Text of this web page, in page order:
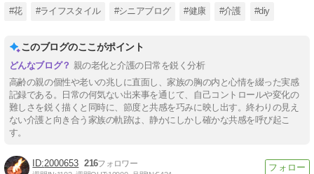
#花 #ライフスタイル #シニアブログ #健康 #介護 #diy
このブログのここがポイント
親の老化と介護の日常を鋭く分析
高齢の親の個性や老いの兆しに直面し、家族の胸の内と心情を綴った実感
記録である。日常の何気ない出来事を通じて、自己コントロールや変化の
難しさを鋭く描くと同時に、節度と共感を巧みに映し出す。終わりの見え
ない介護と向き合う家族の軌跡は、静かにしかし確かな共感を呼び起こ
す。
2000653 216